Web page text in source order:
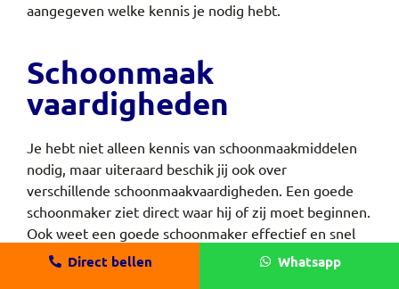
aangegeven welke kennis je nodig hebt.
Schoonmaak
vaardigheden
Je hebt niet alleen kennis van schoonmaakmiddelen
nodig, maar uiteraard beschik jij ook over
verschillende schoonmaakvaardigheden. Een goede
schoonmaker ziet direct waar hij of zij moet beginnen.
Ook weet een goede schoonmaker effectief en snel
de werkzaamheden uit te voeren. Weet je niet precies
Direct bellen Whatsapp